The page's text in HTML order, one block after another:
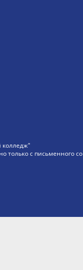
колледж"
только с письменного